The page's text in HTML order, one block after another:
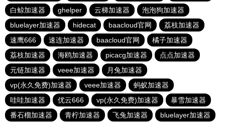
白鲸加速器
ghelper 云梯加速器
泡泡狗加速器
bluelayer加速器
hidecat baacloud官网
荔枝加速器
速鹰666
速连加速器 baacloud官网
橘子加速器
荔枝加速器
海鸥加速器 picacg加速器
点点加速器
元链加速器
veee加速器
月兔加速器
vp(永久免费)加速器
veee加速器
蚂蚁加速器
哇哇加速器
优云666 vp(永久免费)加速器
暴雪加速器
番石榴加速器
青柠加速器 飞兔加速器 bluelayer加速器